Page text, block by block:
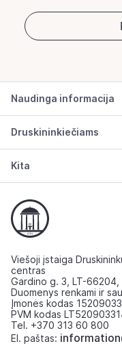
Naudinga informacija
Druskininkiečiams
Kita
Viešoji įstaiga
centras
Gardino g. 3, LT-66204,
Duomenys renkami ir
Įmonės kodas
PVM kodas
Tel. +370 313 60 800
El. paštas: